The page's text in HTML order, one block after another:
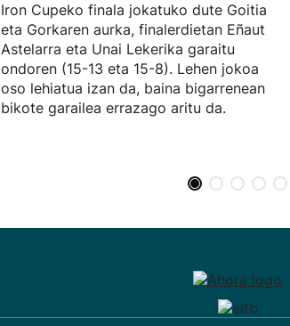
Iron Cupeko finala jokatuko dute Goitia
eta Gorkaren aurka, finalerdietan Eñaut
Astelarra eta Unai Lekerika garaitu
ondoren (15-13 eta 15-8). Lehen jokoa
oso lehiatua izan da, baina bigarrenean
bikote garailea errazago aritu da.